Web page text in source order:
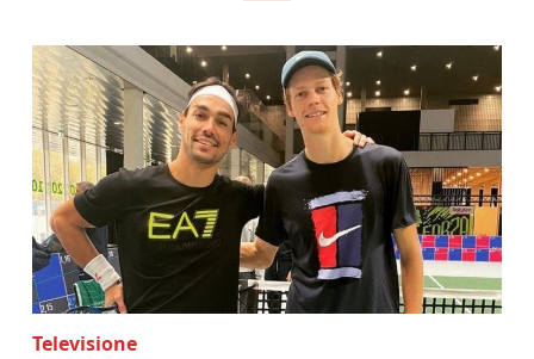
Televisione